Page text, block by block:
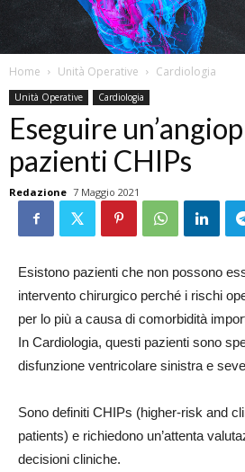
Home Unità Operative Cardiologia
Unità Operative Cardiologia
Eseguire
pazienti CHIPs
Redazione 7 Maggio 2021
Esistono pazienti che non possono
intervento chirurgico perché i rischi
per lo più a causa di comorbidità
In Cardiologia, questi pazienti sono
disfunzione ventricolare sinistra e
Sono definiti CHIPs (higher-risk and
patients) e richiedono un’attenta
decisioni cliniche.